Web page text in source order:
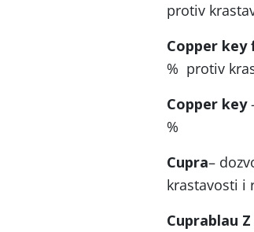
protiv
Copper key
% protiv
Copper key
%
Cupra–
krastavosti i
Cuprablau Z